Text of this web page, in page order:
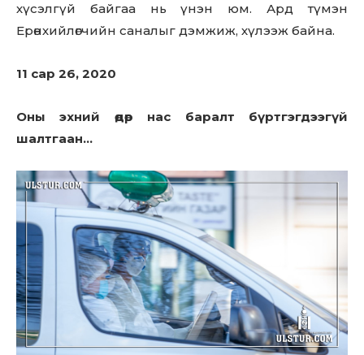
хүсэлгүй байгаа нь үнэн юм. Ард түмэн
Ерөнхийлөгчийн саналыг дэмжиж, хүлээж байна.
11 сар 26, 2020
Оны эхний өдөр нac бapaлт бүртгэгдээгүй
шалтгаан…